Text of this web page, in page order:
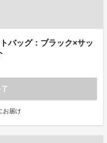
バッグ：ブラック×サッ
お届け